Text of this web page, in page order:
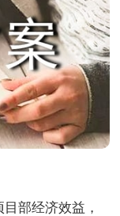
部经济效益，